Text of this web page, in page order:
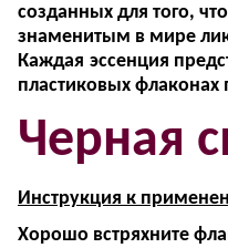
созданных для того,
знаменитым в мире
Каждая эссенция
пластиковых флаконах
Черная
Инструкция к
Хорошо встряхните